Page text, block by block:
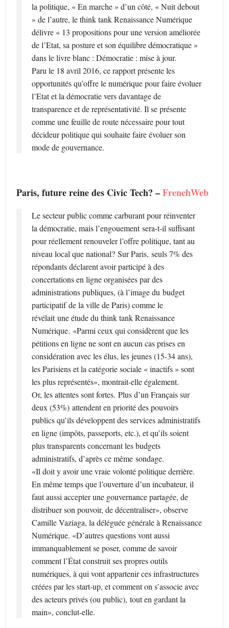
la politique, « En marche » d’un côté, « Nuit debout
» de l’autre, le think tank Renaissance Numérique
délivre « 13 propositions pour une version améliorée
de l’Etat, sa posture et son équilibre démocratique »
dans le livre blanc : Démocratie : mise à jour.
Paru le 18 avril 2016, ce rapport présente les
opportunités qu’offre le numérique pour faire évoluer
l’Etat et la démocratie vers davantage de
transparence et de représentativité. Il se présente
comme une feuille de route nécessaire pour tout
décideur politique qui souhaite faire évoluer son
mode de gouvernance.
Paris, future reine des Civic Tech? –FrenchWeb
Le secteur public comme carburant pour réinventer
la démocratie, mais l’engouement sera-t-il suffisant
pour réellement renouveler l’offre politique, tant au
niveau local que national? Sur Paris, seuls 7% des
répondants déclarent avoir participé à des
concertations en ligne organisées par des
administrations publiques, (à l’image du budget
participatif de la ville de Paris) comme le
révélait une étude du think tank Renaissance
Numérique. «Parmi ceux qui considèrent que les
pétitions en ligne ne sont en aucun cas prises en
considération avec les élus, les jeunes (15-34 ans),
les Parisiens et la catégorie sociale « inactifs » sont
les plus représentés», montrait-elle également.
Or, les attentes sont fortes. Plus d’un Français sur
deux (53%) attendent en priorité des pouvoirs
publics qu’ils développent des services administratifs
en ligne (impôts, passeports, etc.), et qu’ils soient
plus transparents concernant les budgets
administratifs, d’après ce même sondage.
«Il doit y avoir une vraie volonté politique derrière.
En même temps que l’ouverture d’un incubateur, il
faut aussi accepter une gouvernance partagée, de
distribuer son pouvoir, de décentraliser», observe
Camille Vaziaga, la déléguée générale à Renaissance
Numérique. «D’autres questions vont aussi
immanquablement se poser, comme de savoir
comment l’État construit ses propres outils
numériques, à qui vont appartenir ces infrastructures
créées par les start-up, et comment on s’associe avec
des acteurs privés (ou public), tout en gardant la
main», conclut-elle.